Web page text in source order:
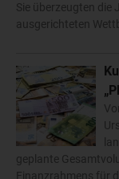
Sie überzeugten die
ausgerichteten
geplante
Finanzrahmens für